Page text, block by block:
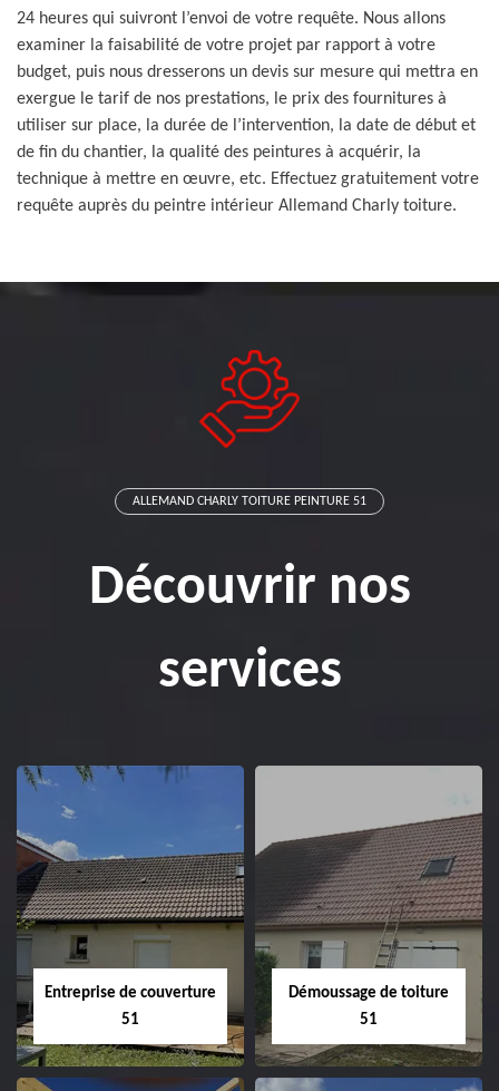
24 heures qui suivront l’envoi de votre requête. Nous allons
examiner la faisabilité de votre projet par rapport à votre
budget, puis nous dresserons un devis sur mesure qui mettra en
exergue le tarif de nos prestations, le prix des fournitures à
utiliser sur place, la durée de l’intervention, la date de début et
de fin du chantier, la qualité des peintures à acquérir, la
technique à mettre en œuvre, etc. Effectuez gratuitement votre
requête auprès du peintre intérieur Allemand Charly toiture.
ALLEMAND CHARLY TOITURE PEINTURE 51
Découvrir nos
services
Entreprise de couverture
51
Démoussage de toiture
51